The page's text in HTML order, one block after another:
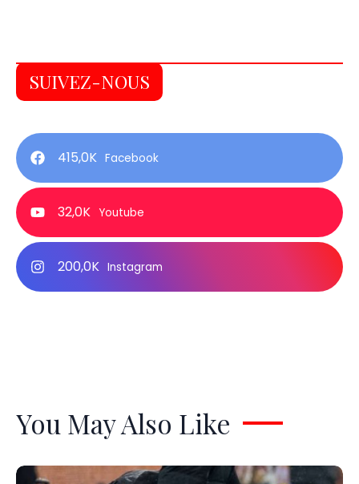
SUIVEZ-NOUS
415,0K Facebook
32,0K Youtube
200,0K Instagram
You May Also Like